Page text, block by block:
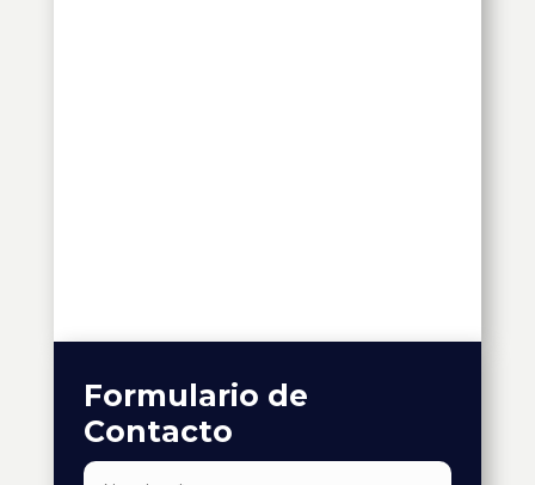
Formulario de
Contacto